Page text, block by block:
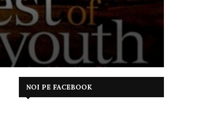
NOI PE FACEBOOK